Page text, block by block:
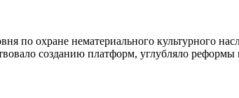
по охране нематериального культурного
созданию платформ, углубляло реформы